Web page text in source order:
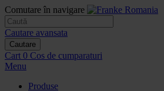
Comutare în navigare
Cautare avansata
Cautare
Cart 0 Cos de cumparaturi
Menu
Produse